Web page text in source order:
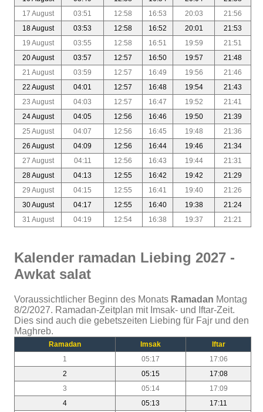
17 August
03:51 12:58 16:53 20:03
21:56
18 August
03:53 12:58 16:52 20:01
21:53
19 August
03:55 12:58 16:51 19:59
21:51
20 August
03:57 12:57 16:50 19:57
21:48
21 August
03:59 12:57 16:49 19:56
21:46
22 August
04:01 12:57 16:48 19:54
21:43
23 August
04:03 12:57 16:47 19:52
21:41
24 August
04:05 12:56 16:46 19:50
21:39
25 August
04:07 12:56 16:45 19:48
21:36
26 August
04:09 12:56 16:44 19:46
21:34
27 August
04:11 12:56 16:43 19:44
21:31
28 August
04:13 12:55 16:42 19:42
21:29
29 August
04:15 12:55 16:41 19:40
21:26
30 August
04:17 12:55 16:40 19:38
21:24
31 August
04:19 12:54 16:38 19:37 21:21
Kalender ramadan Liebing 2027 -
Awkat salat
Voraussichtlicher Beginn des Monats Ramadan Montag
8/2/2027. Ramadan-Zeitplan mit Imsak- und Iftar-Zeit.
Dies sind auch die gebetszeiten Liebing für Fajr und den
Maghreb.
Ramadan Imsak
Iftar
1
05:17
17:06
2
05:15
17:08
3
05:14
17:09
4
05:13
17:11